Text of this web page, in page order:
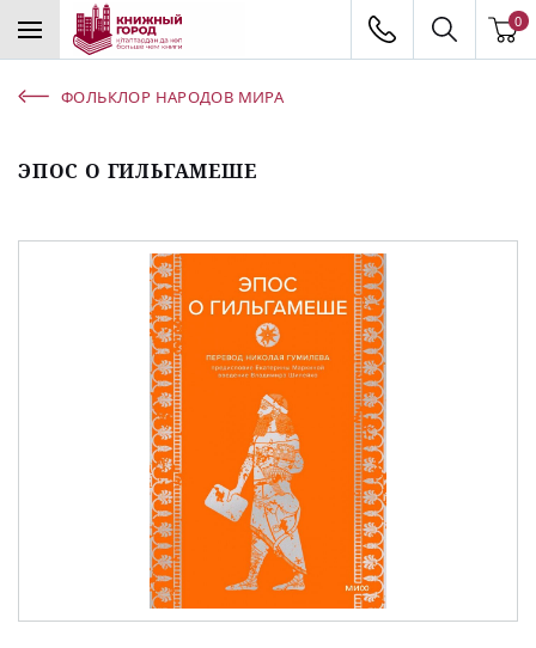
0
ФОЛЬКЛОР НАРОДОВ МИРА
ЭПОС О ГИЛЬГАМЕШЕ